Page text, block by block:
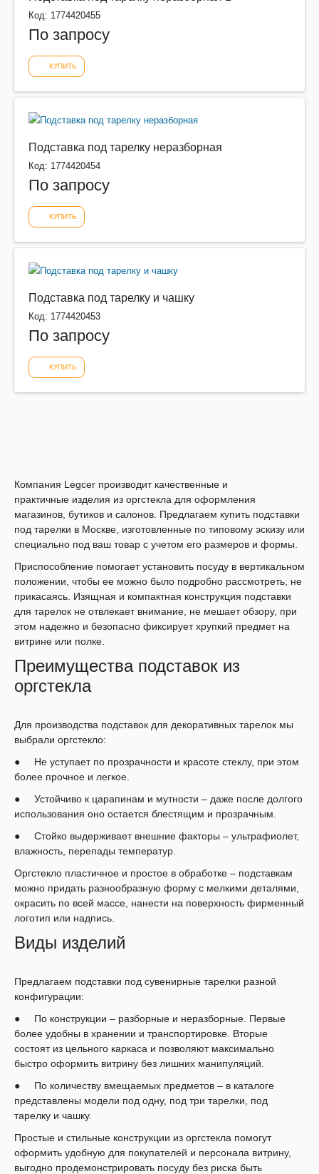
Код: 1774420455
По запросу
КУПИТЬ
Подставка под тарелку неразборная
Код: 1774420454
По запросу
КУПИТЬ
Подставка под тарелку и чашку
Код: 1774420453
По запросу
КУПИТЬ
Компания Legcer производит качественные и
практичные изделия из оргстекла для оформления
магазинов, бутиков и салонов. Предлагаем купить подставки
под тарелки в Москве, изготовленные по типовому эскизу или
специально под ваш товар с учетом его размеров и формы.
Приспособление помогает установить посуду в вертикальном
положении, чтобы ее можно было подробно рассмотреть, не
прикасаясь. Изящная и компактная конструкция подставки
для тарелок не отвлекает внимание, не мешает обзору, при
этом надежно и безопасно фиксирует хрупкий предмет на
витрине или полке.
Преимущества подставок из
оргстекла
Для производства подставок для декоративных тарелок мы
выбрали оргстекло:
● Не уступает по прозрачности и красоте стеклу, при этом
более прочное и легкое.
● Устойчиво к царапинам и мутности – даже после долгого
использования оно остается блестящим и прозрачным.
● Стойко выдерживает внешние факторы – ультрафиолет,
влажность, перепады температур.
Оргстекло пластичное и простое в обработке – подставкам
можно придать разнообразную форму с мелкими деталями,
окрасить по всей массе, нанести на поверхность фирменный
логотип или надпись.
Виды изделий
Предлагаем подставки под сувенирные тарелки разной
конфигурации:
● По конструкции – разборные и неразборные. Первые
более удобны в хранении и транспортировке. Вторые
состоят из цельного каркаса и позволяют максимально
быстро оформить витрину без лишних манипуляций.
● По количеству вмещаемых предметов – в каталоге
представлены модели под одну, под три тарелки, под
тарелку и чашку.
Простые и стильные конструкции из оргстекла помогут
оформить удобную для покупателей и персонала витрину,
выгодно продемонстрировать посуду без риска быть